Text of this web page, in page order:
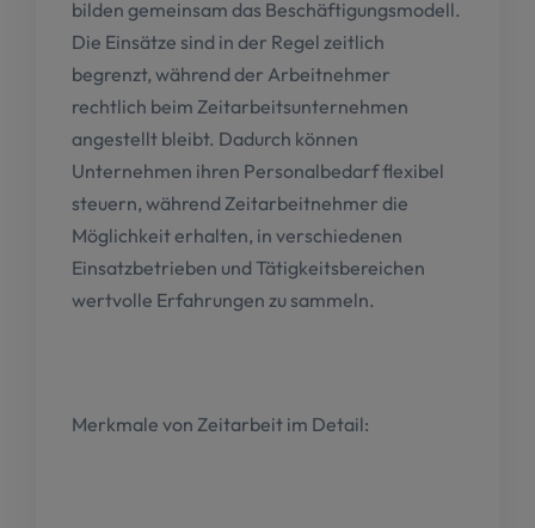
bilden gemeinsam das Beschäftigungsmodell.
Die Einsätze sind in der Regel zeitlich
begrenzt, während der Arbeitnehmer
rechtlich beim Zeitarbeitsunternehmen
angestellt bleibt. Dadurch können
Unternehmen ihren Personalbedarf flexibel
steuern, während Zeitarbeitnehmer die
Möglichkeit erhalten, in verschiedenen
Einsatzbetrieben und Tätigkeitsbereichen
wertvolle Erfahrungen zu sammeln.
Merkmale von Zeitarbeit im Detail: